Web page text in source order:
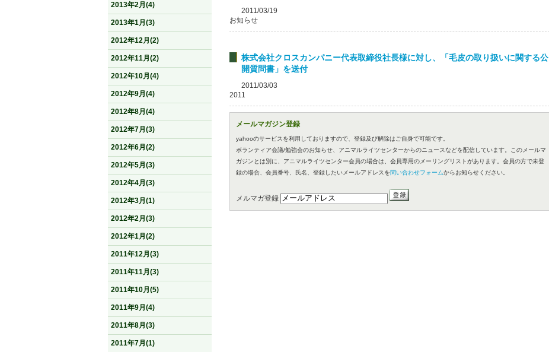
2011/03/19
お知らせ
株式会社クロスカンパニー代表取締役社長様に対し、「毛皮の取り扱いに関する公
開質問書」を送付
2011/03/03
2011
メールマガジン登録
yahooのサービスを利用しておりますので、登録及び解除はご自身で可能です。
ボランティア会議/勉強会のお知らせ、アニマルライツセンターからのニュースなどを配信しています。このメールマ
ガジンとは別に、アニマルライツセンター会員の場合は、会員専用のメーリングリストがあります。会員の方で未登
録の場合、会員番号、氏名、登録したいメールアドレスを問い合わせフォームからお知らせください。
メルマガ登録
2013年2月(4)
2013年1月(3)
2012年12月(2)
2012年11月(2)
2012年10月(4)
2012年9月(4)
2012年8月(4)
2012年7月(3)
2012年6月(2)
2012年5月(3)
2012年4月(3)
2012年3月(1)
2012年2月(3)
2012年1月(2)
2011年12月(3)
2011年11月(3)
2011年10月(5)
2011年9月(4)
2011年8月(3)
2011年7月(1)